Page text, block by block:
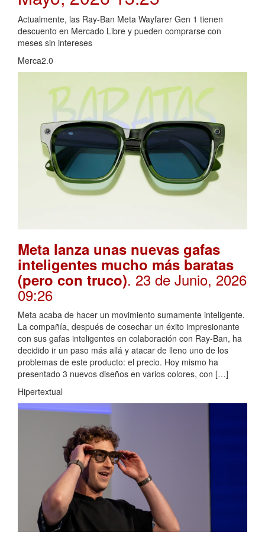
Actualmente, las Ray-Ban Meta Wayfarer Gen 1 tienen
descuento en Mercado Libre y pueden comprarse con
meses sin intereses
Merca2.0
Meta lanza unas nuevas gafas
inteligentes mucho más baratas
(pero con truco). 23 de Junio, 2026
09:26
Meta acaba de hacer un movimiento sumamente inteligente.
La compañía, después de cosechar un éxito impresionante
con sus gafas inteligentes en colaboración con Ray-Ban, ha
decidido ir un paso más allá y atacar de lleno uno de los
problemas de este producto: el precio. Hoy mismo ha
presentado 3 nuevos diseños en varios colores, con […]
Hipertextual